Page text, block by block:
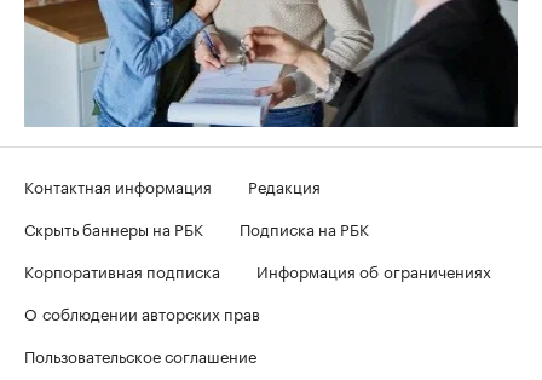
Контактная информация
Редакция
Скрыть баннеры на РБК
Подписка на РБК
Корпоративная подписка
Информация об ограничениях
О соблюдении авторских прав
Пользовательское соглашение